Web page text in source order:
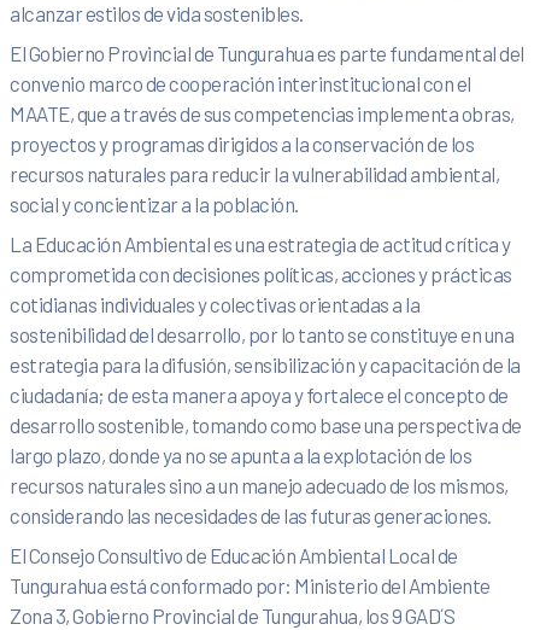
alcanzar estilos de vida sostenibles.
El Gobierno Provincial de Tungurahua es parte fundamental del
convenio marco de cooperación interinstitucional con el
MAATE, que a través de sus competencias implementa obras,
proyectos y programas dirigidos a la conservación de los
recursos naturales para reducir la vulnerabilidad ambiental,
social y concientizar a la población.
La Educación Ambiental es una estrategia de actitud crítica y
comprometida con decisiones políticas, acciones y prácticas
cotidianas individuales y colectivas orientadas a la
sostenibilidad del desarrollo, por lo tanto se constituye en una
estrategia para la difusión, sensibilización y capacitación de la
ciudadanía; de esta manera apoya y fortalece el concepto de
desarrollo sostenible, tomando como base una perspectiva de
largo plazo, donde ya no se apunta a la explotación de los
recursos naturales sino a un manejo adecuado de los mismos,
considerando las necesidades de las futuras generaciones.
El Consejo Consultivo de Educación Ambiental Local de
Tungurahua está conformado por: Ministerio del Ambiente
Zona 3, Gobierno Provincial de Tungurahua, los 9 GAD´S